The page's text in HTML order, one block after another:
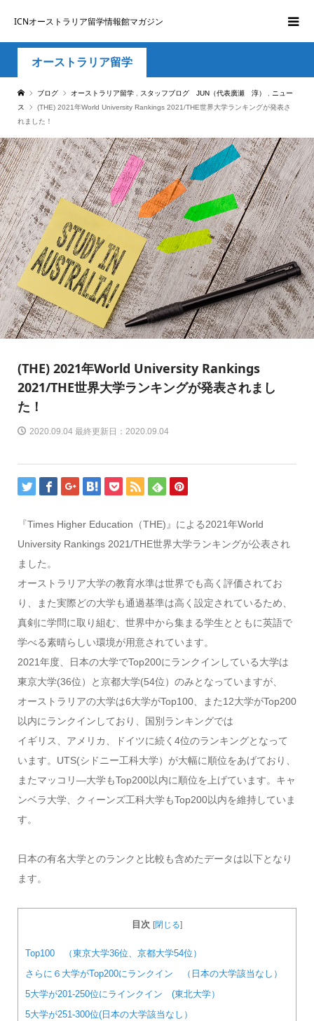
ICNオーストラリア留学情報館マガジン
オーストラリア留学
ブログ オーストラリア留学 スタッフブログ JUN（代表廣瀬 淳）
ニュー
ス
(THE) 2021年World University Rankings 2021/THE世界大学ランキングが発表さ
れました！
(THE) 2021年World University Rankings
2021/THE世界大学ランキングが発表されまし
た！
2020.09.04 最終更新日：2020.09.04
『Times Higher Education（THE)』による2021年World
University Rankings 2021/THE世界大学ランキングが公表され
ました。
オーストラリア大学の教育水準は世界でも高く評価されてお
り、また実際どの大学も通過基準は高く設定されているため、
真剣に学問に取り組む、世界中から集まる学生とともに英語で
学べる素晴らしい環境が用意されています。
2021年度、日本の大学でTop200にランクインしている大学は
東京大学(36位）と京都大学(54位）のみとなっていますが、
オーストラリアの大学は6大学がTop100、また12大学がTop200
以内にランクインしており、国別ランキングでは
イギリス、アメリカ、ドイツに続く4位のランキングとなって
います。UTS(シドニー工科大学）が大幅に順位をあげており、
またマッコリ―大学もTop200以内に順位を上げています。キャ
ンベラ大学、クィーンズ工科大学もTop200以内を維持していま
す。
日本の有名大学とのランクと比較も含めたデータは以下となり
ます。
目次 [閉じる]
Top100 （東京大学36位、京都大学54位）
さらに６大学がTop200にランクイン （日本の大学該当なし）
5大学が201-250位にラインクイン (東北大学）
5大学が251-300位(日本の大学該当なし）